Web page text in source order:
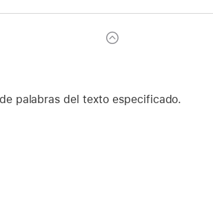
palabras del texto especificado.